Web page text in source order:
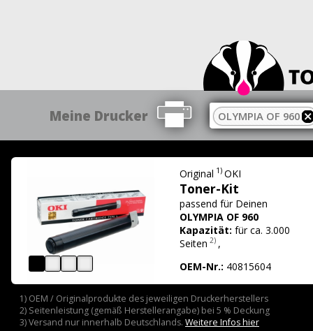
Meine Drucker OLYMPIA OF 960
Original 1) OKI
Toner-Kit
passend für Deinen
OLYMPIA OF 960
Kapazität: für ca. 3.000
Seiten 2) ,
OEM-Nr.: 40815604
1) OEM / Originalprodukte des jeweiligen Druckerherstellers
2) Seitenleistung (gemäß Herstellerangabe) bei 5 % Deckung
3) Versand nur innerhalb Deutschlands. Weitere Infos hier